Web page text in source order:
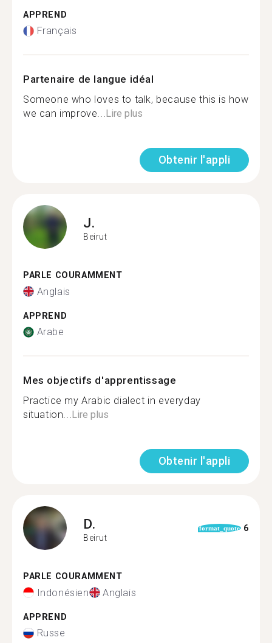
APPREND
Français
Partenaire de langue idéal
Someone who loves to talk, because this is how
we can improve...Lire plus
Obtenir l'appli
J.
Beirut
PARLE COURAMMENT
Anglais
APPREND
Arabe
Mes objectifs d'apprentissage
Practice my Arabic dialect in everyday
situation...Lire plus
Obtenir l'appli
D.
Beirut
format_quote 6
PARLE COURAMMENT
Indonésien Anglais
APPREND
Russe